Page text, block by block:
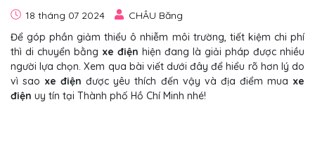
18 tháng 07 2024
CHÂU Băng
Để góp phần giảm thiểu ô nhiễm môi trường, tiết kiệm chi phí
thì di chuyển bằng xe điện hiện đang là giải pháp được nhiều
người lựa chọn. Xem qua bài viết dưới đây để hiểu rõ hơn lý do
vì sao xe điện được yêu thích đến vậy và địa điểm mua xe
điện uy tín tại Thành phố Hồ Chí Minh nhé!